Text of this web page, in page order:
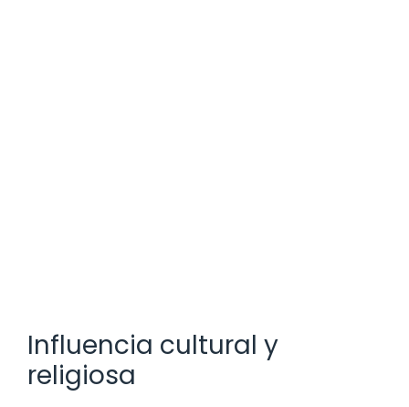
Influencia cultural y
religiosa